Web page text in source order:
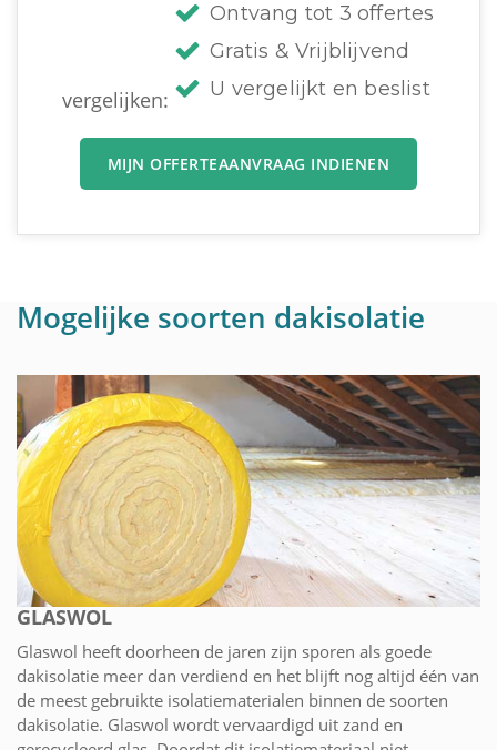
vergelijken:
Ontvang tot 3 offertes
Gratis & Vrijblijvend
U vergelijkt en beslist
MIJN OFFERTEAANVRAAG INDIENEN
Mogelijke soorten dakisolatie
GLASWOL
Glaswol heeft doorheen de jaren zijn sporen als goede
dakisolatie meer dan verdiend en het blijft nog altijd één van
de meest gebruikte isolatiematerialen binnen de soorten
dakisolatie. Glaswol wordt vervaardigd uit zand en